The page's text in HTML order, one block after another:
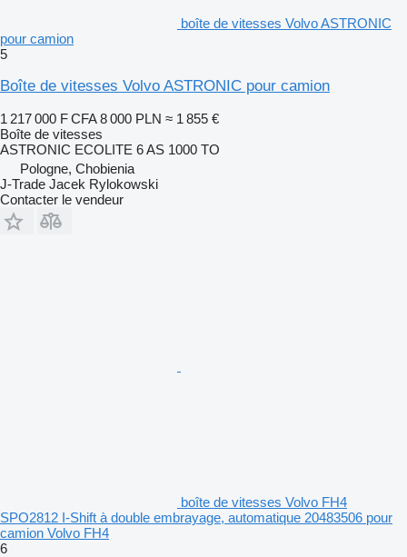
boîte de vitesses Volvo ASTRONIC
pour camion
5
Boîte de vitesses Volvo ASTRONIC pour camion
1 217 000 F CFA 8 000 PLN ≈ 1 855 €
Boîte de vitesses
ASTRONIC ECOLITE 6 AS 1000 TO
Pologne, Chobienia
J-Trade Jacek Rylokowski
Contacter le vendeur
boîte de vitesses Volvo FH4
SPO2812 I-Shift à double embrayage, automatique 20483506 pour
camion Volvo FH4
6